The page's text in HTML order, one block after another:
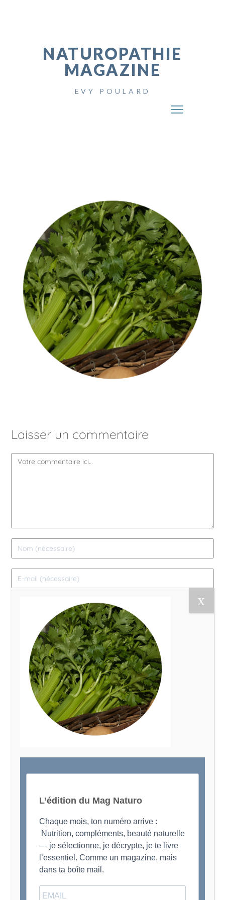
NATUROPATHIE
MAGAZINE
EVY POULARD
Laisser un commentaire
Le Magazine Naturo
Je suis Evy, Naturopathe spécialisée dans
l’accompagnement des femmes en préménopause et
ménopause
L’édition du Mag Naturo
Chaque mois, ton numéro arrive :
Nutrition, compléments, beauté naturelle
— je sélectionne, je décrypte, je te livre
l’essentiel. Comme un magazine, mais
dans ta boîte mail.